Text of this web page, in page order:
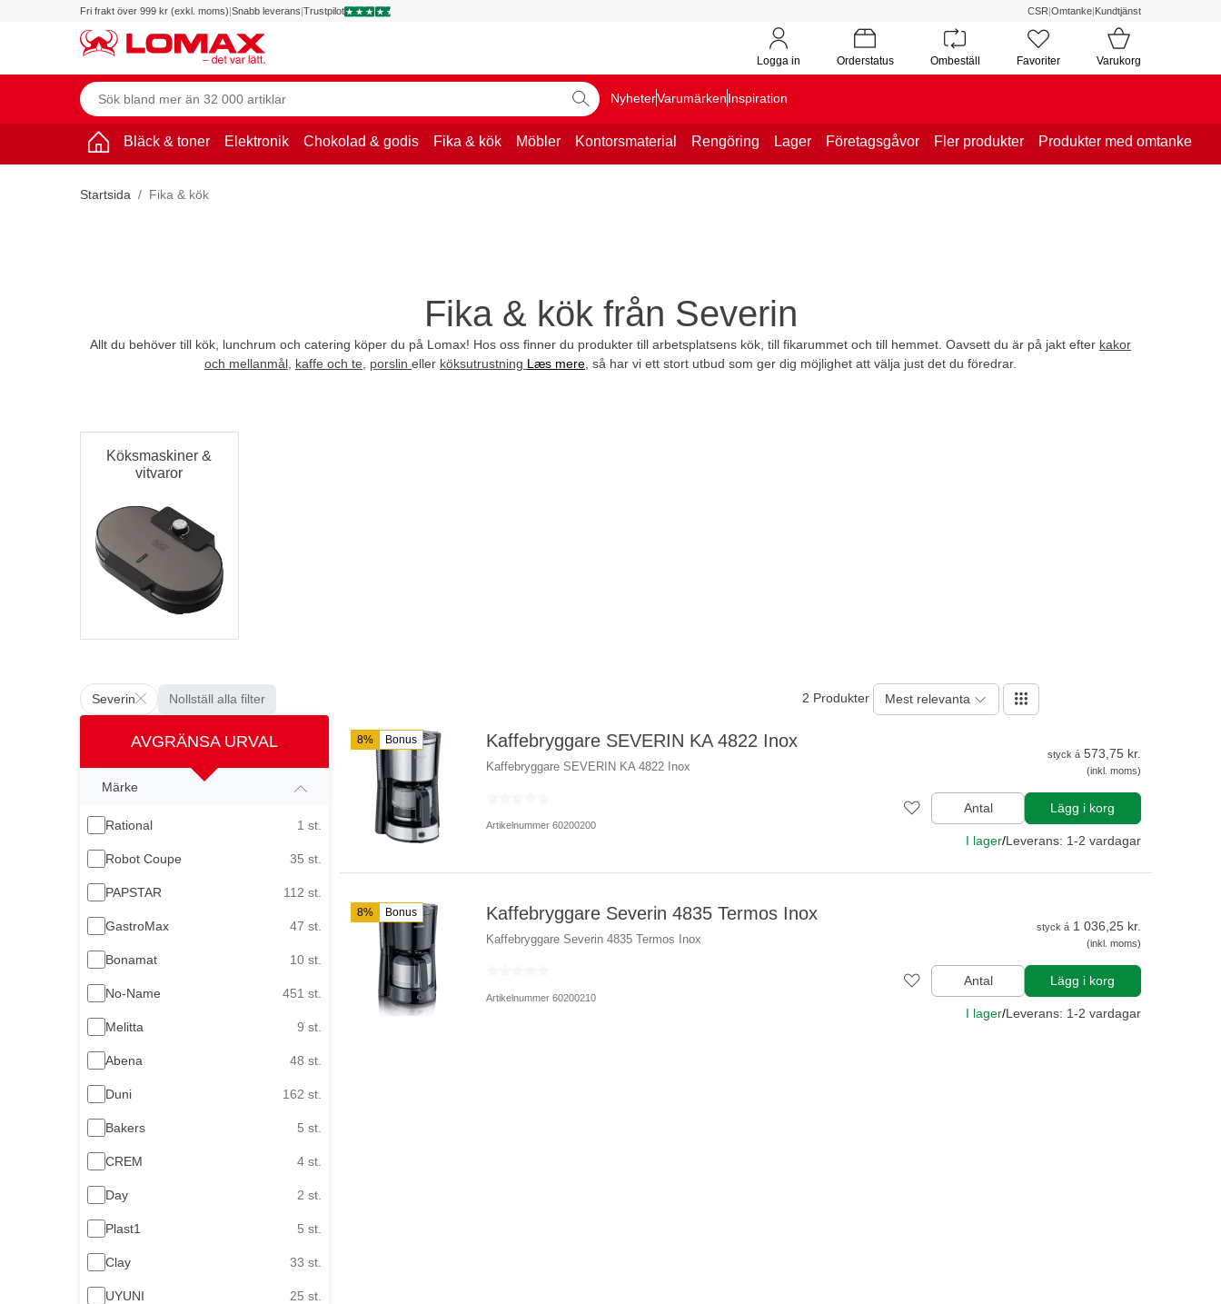
Fri frakt över 999 kr (exkl. moms)|Snabb leverans|Trustpilot CSR|Omtanke|Kundtjänst
Logga in Orderstatus Ombeställ Favoriter Varukorg
NyheterVarumärkenInspiration
Bläck & toner Elektronik Chokolad & godis Fika & kök Möbler Kontorsmaterial Rengöring Lager Företagsgåvor Fler produkter Produkter med omtanke
Startsida Fika & kök
Fika & kök från Severin
Allt du behöver till kök, lunchrum och catering köper du på Lomax! Hos oss finner du produkter till arbetsplatsens kök, till fikarummet och till hemmet. Oavsett du är på jakt efter kakor
och mellanmål kaffe och te porslin eller köksutrustning Læs mere , så har vi ett stort utbud som ger dig möjlighet att välja just det du föredrar.
Köksmaskiner &
vitvaror
Severin Nollställ alla filter 2 Produkter Mest relevanta
AVGRÄNSA URVAL
Märke
Rational 1 st.
Robot Coupe 35 st.
PAPSTAR 112 st.
GastroMax 47 st.
Bonamat 10 st.
No-Name 451 st.
Melitta 9 st.
Abena 48 st.
Duni 162 st.
Bakers 5 st.
CREM 4 st.
Day 2 st.
Plast1 5 st.
Clay 33 st.
UYUNI 25 st.
8% Bonus Kaffebryggare SEVERIN KA 4822 Inox
Kaffebryggare SEVERIN KA 4822 Inox
Artikelnummer 60200200
styck á 573,75 kr.
(inkl. moms)
Antal Lägg i korg
I lager/Leverans: 1-2 vardagar
8% Bonus Kaffebryggare Severin 4835 Termos Inox
Kaffebryggare Severin 4835 Termos Inox
Artikelnummer 60200210
styck á 1 036,25 kr.
(inkl. moms)
Antal Lägg i korg
I lager/Leverans: 1-2 vardagar